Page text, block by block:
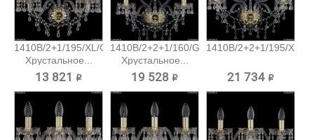
1410B/2+1/195/XL/G/V0300
Хрустальное...
13 821 ₽
1410B/2+2+1/160/G/V0300
Хрустальное...
19 528 ₽
1410B/2+2+1/195/XL/
21 734 ₽